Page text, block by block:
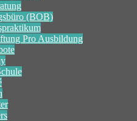
(BOB)
Pro Ausbildung